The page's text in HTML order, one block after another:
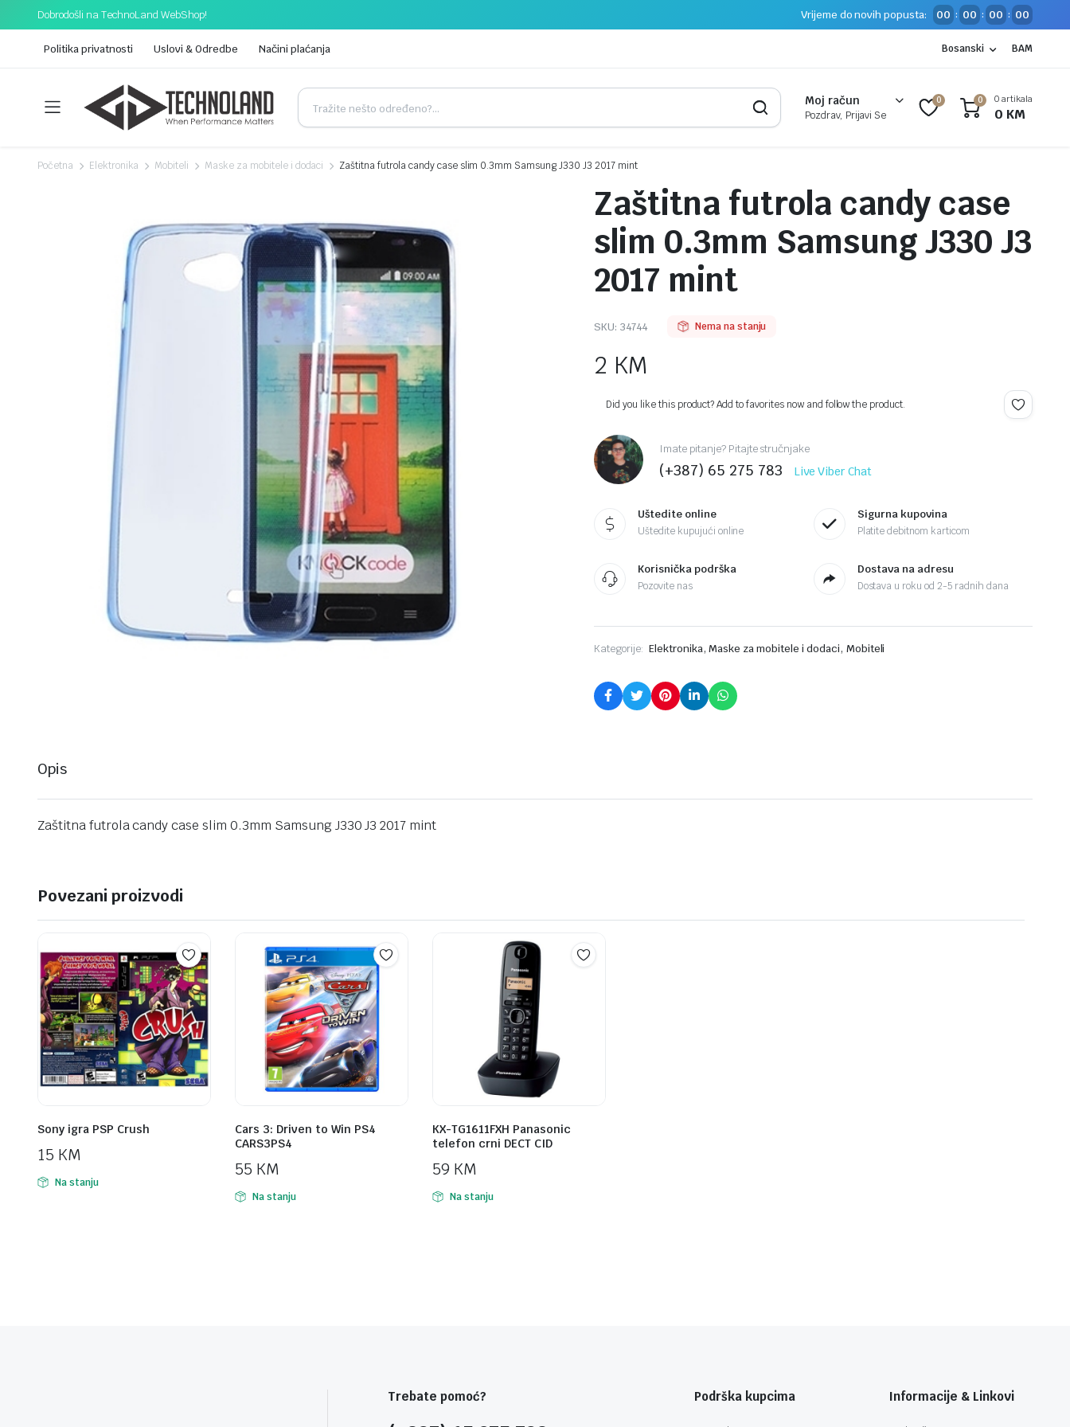
Dobrodošli na TechnoLand WebShop! Vrijeme do novih popusta: 00 : 00 : 00 : 00
Politika privatnosti Uslovi & Odredbe Načini plaćanja Bosanski BAM
Moj račun
Pozdrav, Prijavi Se
0 0 0 artikala
0 KM
Početna Elektronika Mobiteli Maske za mobitele i dodaci Zaštitna futrola candy case slim 0.3mm Samsung J330 J3 2017 mint
Zaštitna futrola candy case
slim 0.3mm Samsung J330 J3
2017 mint
SKU: 34744 Nema na stanju
2 KM
Did you like this product? Add to favorites now and follow the product.
Imate pitanje? Pitajte stručnjake
(+387) 65 275 783 Live Viber Chat
Uštedite online
Uštedite kupujući online
Sigurna kupovina
Platite debitnom karticom
Korisnička podrška
Pozovite nas
Dostava na adresu
Dostava u roku od 2-5 radnih dana
Kategorije: Elektronika, Maske za mobitele i dodaci, Mobiteli
Opis
Zaštitna futrola candy case slim 0.3mm Samsung J330 J3 2017 mint
Povezani proizvodi
Sony igra PSP Crush
15 KM
Na stanju
Cars 3: Driven to Win PS4
CARS3PS4
55 KM
Na stanju
KX-TG1611FXH Panasonic
telefon crni DECT CID
59 KM
Na stanju
Trebate pomoć? Podrška kupcima Informacije & Linkovi